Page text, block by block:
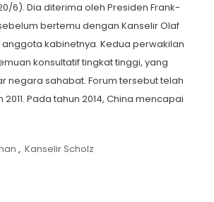
6). Dia diterima oleh Presiden Frank-
bertemu dengan Kanselir Olaf
kabinetnya. Kedua perwakilan
konsultatif tingkat tinggi, yang
negara sahabat. Forum tersebut telah
Pada tahun 2014, China mencapai
, Kanselir Scholz